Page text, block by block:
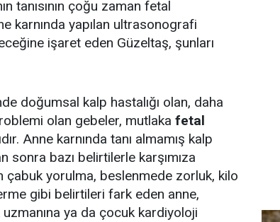
tanısının çoğu zaman fetal
karnında yapılan ultrasonografi
işaret eden Güzeltaş, şunları
doğumsal kalp hastalığı olan, daha
olan gebeler, mutlaka fetal
Anne karnında tanı almamış kalp
sonra bazı belirtilerle karşımıza
çabuk yorulma, beslenmede zorluk, kilo
gibi belirtileri fark eden anne,
ya da çocuk kardiyoloji